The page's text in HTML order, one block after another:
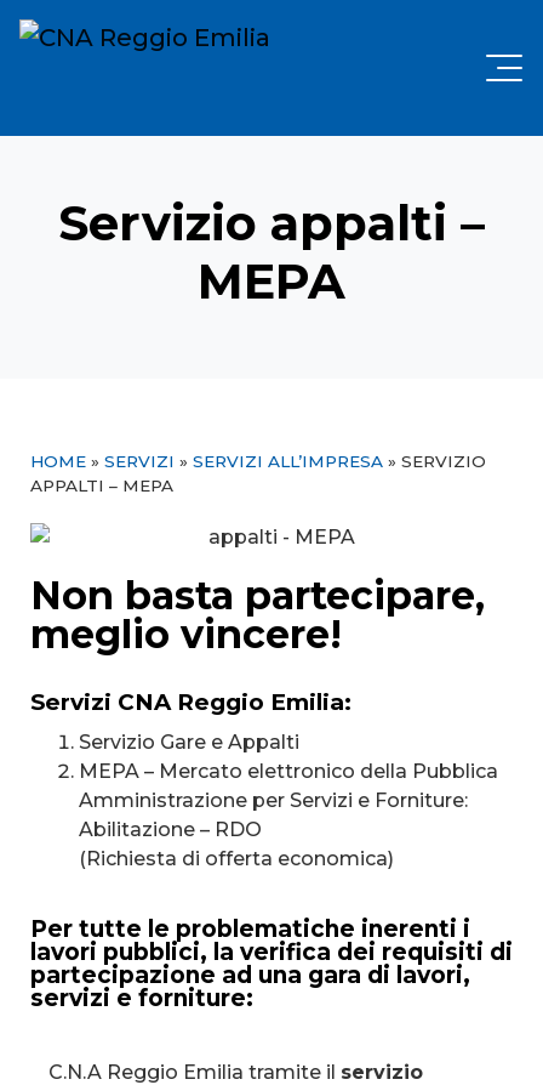
Servizio appalti –
MEPA
HOME » SERVIZI » SERVIZI ALL’IMPRESA » SERVIZIO
APPALTI – MEPA
Non basta partecipare,
meglio vincere!
Servizi CNA Reggio Emilia:
Servizio Gare e Appalti
MEPA – Mercato elettronico della Pubblica
Amministrazione per Servizi e Forniture:
Abilitazione – RDO
(Richiesta di offerta economica)
Per tutte le problematiche inerenti i
lavori pubblici, la verifica dei requisiti di
partecipazione ad una gara di lavori,
servizi e forniture:
C.N.A Reggio Emilia tramite il servizio